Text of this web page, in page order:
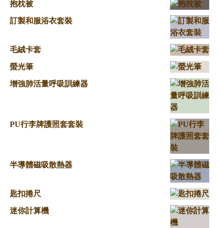
抱枕被
訂製和服浴衣套裝
毛絨卡套
螢光筆
增強肺活量呼吸訓練器
PU行李牌護照套套裝
半導體磁吸散熱器
匙扣捲尺
迷你計算機